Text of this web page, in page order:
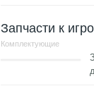
Запчасти к
Комплектующие